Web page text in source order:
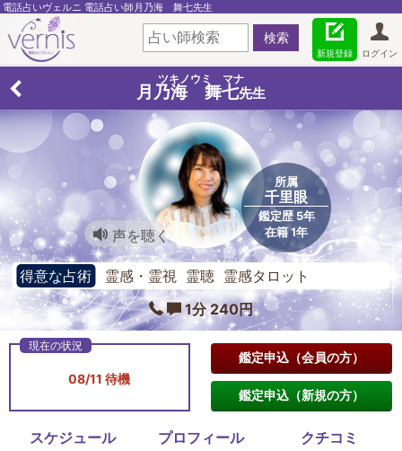
電話占いヴェルニ 電話占い師月乃海 舞七先生
ログイン
新規登録
ツキノウミ マナ
月乃海 舞七先生
所属
千里眼
鑑定歴 5年
在籍 1年
声を聴く
得意な占術
霊感・霊視 霊聴 霊感タロット
1分 240円
08/11 待機
鑑定申込（会員の方）
鑑定申込（新規の方）
スケジュール プロフィール クチコミ